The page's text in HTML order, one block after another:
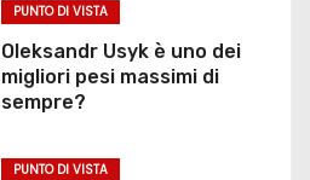
PUNTO DI VISTA
Oleksandr Usyk è uno dei
migliori pesi massimi di
sempre?
PUNTO DI VISTA